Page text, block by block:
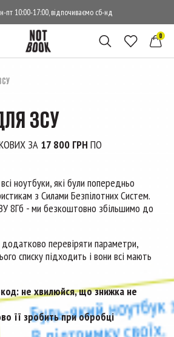
пт 10:00-17:00, відпочиваємо сб-нд
0
ЗСУ
ЗА 17 800 ГРН ПО
всі ноутбуки, які були попередньо
з Силами Безпілотних Систем.
8Гб - ми безкоштовно збільшимо до
перевіряти параметри,
списку підходить і вони всі мають
не хвилюйся, що знижка не
її зробить при обробці